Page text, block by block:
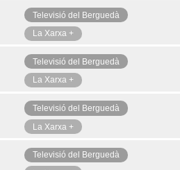
Televisió del Berguedà
La Xarxa +
Televisió del Berguedà
La Xarxa +
Televisió del Berguedà
La Xarxa +
Televisió del Berguedà